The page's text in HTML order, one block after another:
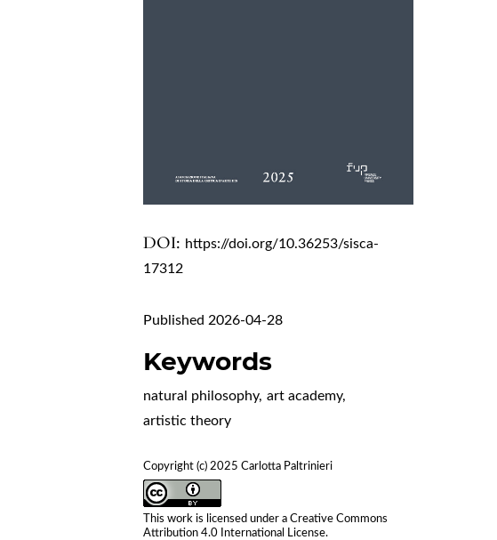
DOI: https://doi.org/10.36253/sisca-
17312
Published 2026-04-28
Keywords
natural philosophy, art academy,
artistic theory
Copyright (c) 2025 Carlotta Paltrinieri
This work is licensed under aCreative Commons
Attribution 4.0 International License.